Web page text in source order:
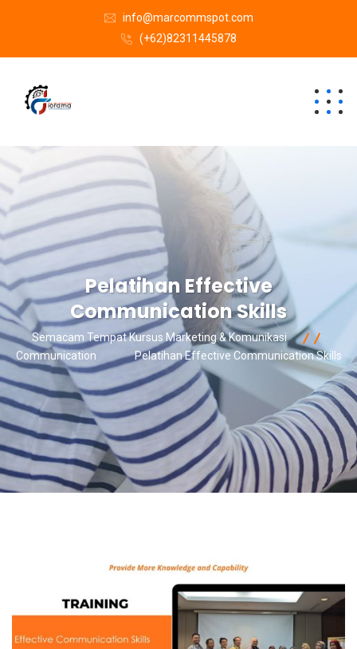
info@marcommspot.com
(+62)82311445878
Pelatihan Effective
Communication Skills
Semacam Tempat Kursus Marketing & Komunikasi
Communication
Pelatihan Effective Communication Skills